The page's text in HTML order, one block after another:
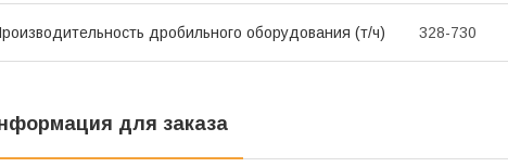
дробильного оборудования (т/ч) 328-730
для заказа